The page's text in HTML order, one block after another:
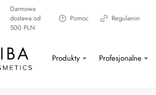
Darmowa
dostawa od
500 PLN
Pomoc Regulamin
Produkty Profesjonalne